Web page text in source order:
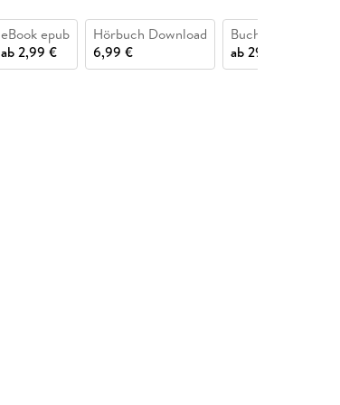
eBook epub
ab2,99 €
Hörbuch Download
6,99 €
Buch (gebunden)
ab29,49 €